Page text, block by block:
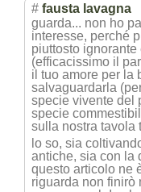
# fausta lavagna
guarda... non ho
interesse, perché
piuttosto
(efficacissimo il
il tuo amore per la
salvaguardarla
specie vivente del
specie
sulla nostra tavola
lo so, sia
antiche, sia con la
questo articolo ne
riguarda non finirò